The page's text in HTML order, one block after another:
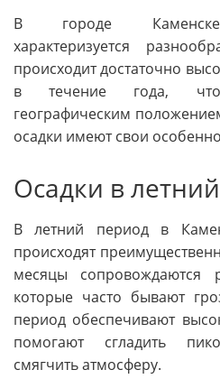
В городе Каменске-
характеризуется
происходит достаточно
в течение года,
географическим
осадки имеют свои
Осадки в
В летний период в
происходят
месяцы сопровождаются
которые часто бывают
период обеспечивают
помогают сгладить
смягчить атмосферу.